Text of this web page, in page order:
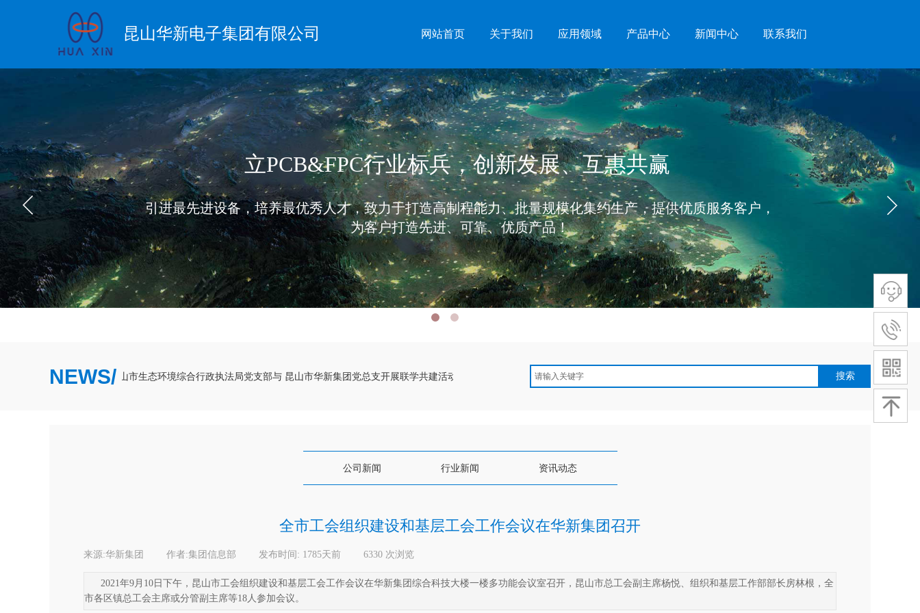
网站首页 关于我们 应用领域 产品中心 新闻中心 联系我们
昆山华新电子集团有限公司
立PCB&FPC行业标兵，创新发展、互惠共赢
引进最先进设备，培养最优秀人才，致力于打造高制程能力、批量规模化集约生产，提供优质服务客户，
为客户打造先进、可靠、优质产品！
搜索
NEWS/
共建、互融互促------昆山市生态环境综合行政执法局党支部与 昆山市华新集团党总支开展联学共建活动 全市工会组织建设和基层工会工作会议在华新集团召开 2021年7月30日昆山电子电路行业协会会长
全市工会组织建设和基层工会工作会议在华新集团召开
来源:华新集团 作者:集团信息部 发布时间: 1785天前 6330 次浏览
2021年9月10日下午，昆山市工会组织建设和基层工会工作会议在华新集团综合科技大楼一楼多功能会议室召开，昆山市总工会副主席杨悦、组织和基层工作部部长房林根，全
市各区镇总工会主席或分管副主席等18人参加会议。
公司新闻 行业新闻 资讯动态